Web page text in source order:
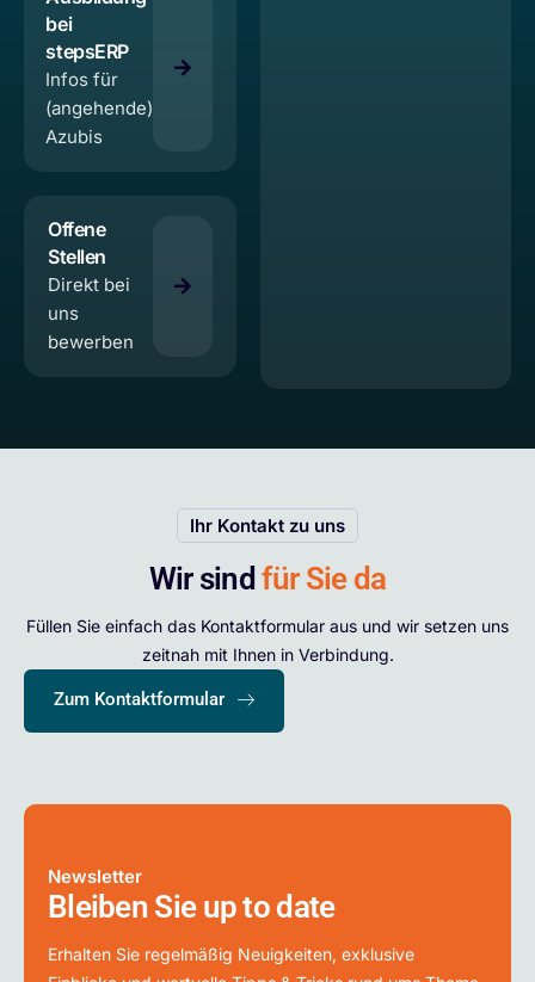
bei
stepsERP
Infos für
(angehende)
Azubis
Offene
Stellen
Direkt bei
uns
bewerben
Ihr Kontakt zu uns
Wir sindfür Sie da
Füllen Sie einfach das Kontaktformular aus und wir setzen uns
zeitnah mit Ihnen in Verbindung.
Zum Kontaktformular
Newsletter
Bleiben Sie up to date
Erhalten Sie regelmäßig Neuigkeiten, exklusive